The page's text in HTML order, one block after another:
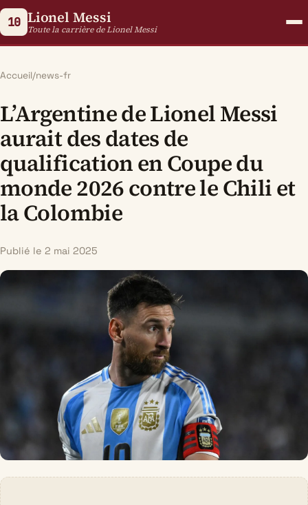
10 Lionel Messi
Toute la carrière de Lionel Messi
Accueil/news-fr
L’Argentine de Lionel Messi
aurait des dates de
qualification en Coupe du
monde 2026 contre le Chili et
la Colombie
Publié le 2 mai 2025